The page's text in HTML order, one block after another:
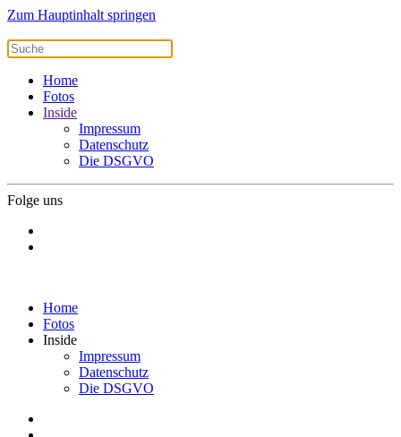
Zum Hauptinhalt springen
Home
Fotos
Inside
Impressum
Datenschutz
Die DSGVO
Folge uns
Home
Fotos
Inside
Impressum
Datenschutz
Die DSGVO